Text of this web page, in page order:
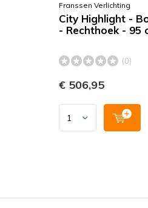
Franssen Verlichting
City Highlight -
- Rechthoek - 95
(0)
€ 506,95